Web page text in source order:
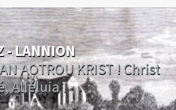
- LANNION
AOTROU KRIST ! Christ
Alléluia !